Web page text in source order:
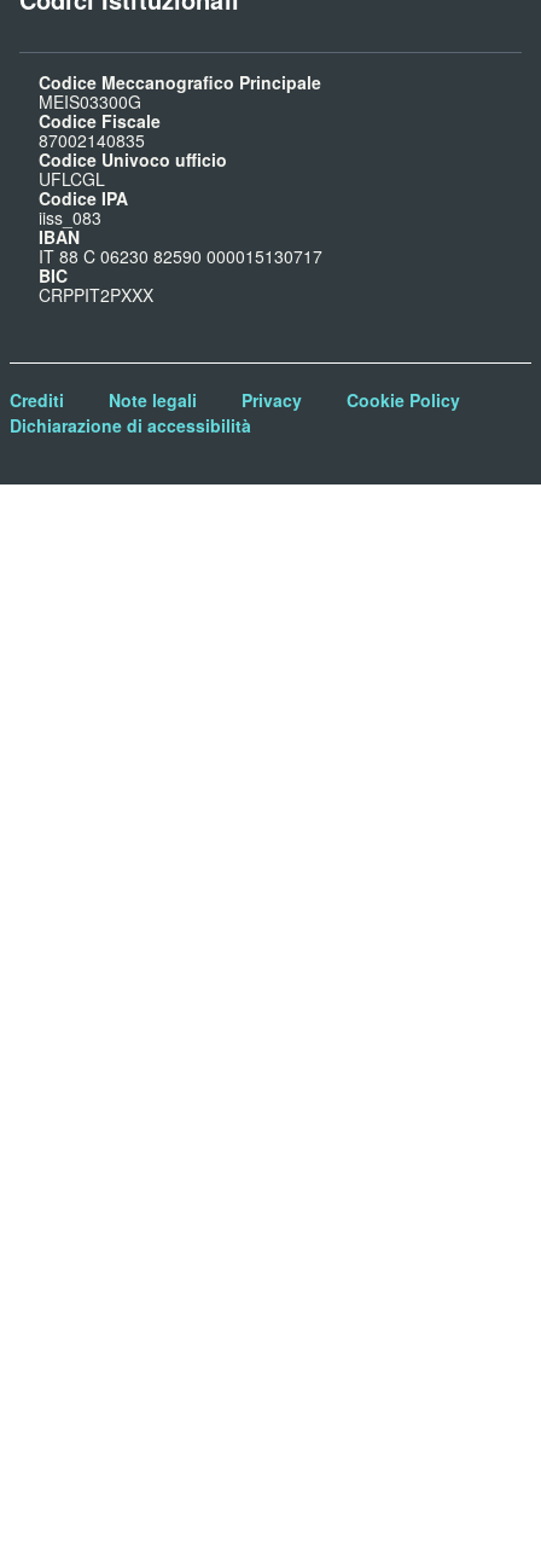
Codice Meccanografico Principale
MEIS03300G
Codice Fiscale
87002140835
Codice Univoco ufficio
UFLCGL
Codice IPA
iiss_083
IBAN
IT 88 C 06230 82590 000015130717
BIC
CRPPIT2PXXX
Crediti Note legali Privacy
Cookie Policy
Dichiarazione di accessibilità